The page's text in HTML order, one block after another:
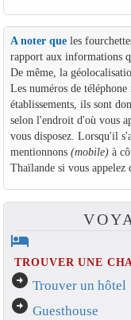
A noter queles
rapport aux informations
De même, la
Les numéros de
établissements, ils sont
selon l'endroit d'où vous
vous disposez. Lorsqu'il
mentionnons (mobile)à
Thaïlande si vous appelez
hotel
TROUVER UNE
arrow_circle_right Trouver un hôtel
arrow_circle_right Guesthouse